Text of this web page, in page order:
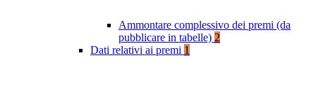
Ammontare complessivo dei premi (da
pubblicare in tabelle) 2
Dati relativi ai premi 1